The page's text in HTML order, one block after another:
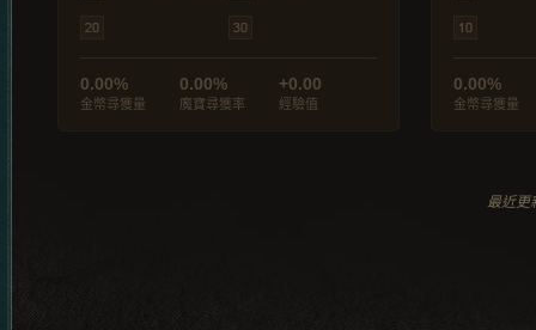
0.00%
金幣尋獲量
0.00%
魔寶尋獲率
+0.00
經驗值
0.00%
金幣尋獲量
最近更